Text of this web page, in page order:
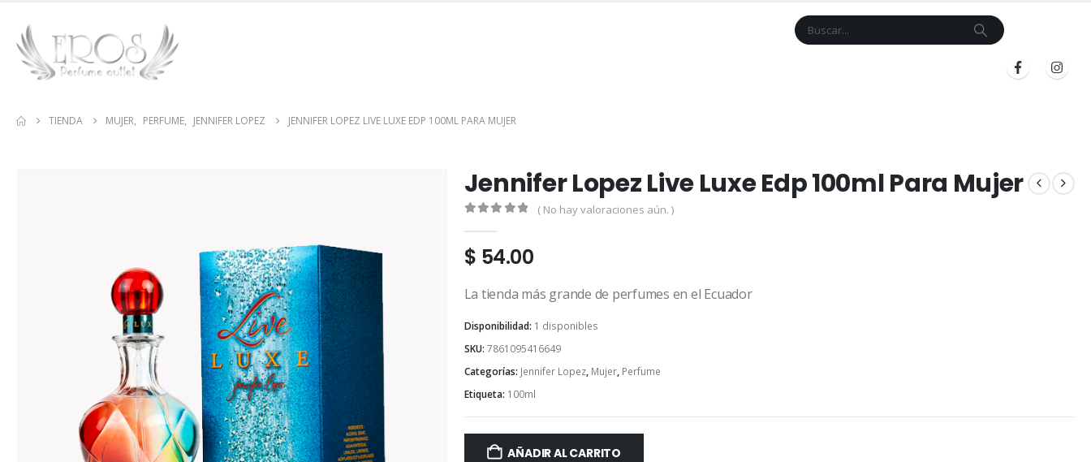
TIENDA MUJER, PERFUME, JENNIFER LOPEZ JENNIFER LOPEZ LIVE LUXE EDP 100ML PARA MUJER
Jennifer Lopez Live Luxe Edp 100ml Para Mujer
( No hay valoraciones aún. )
$ 54.00
La tienda más grande de perfumes en el Ecuador
Disponibilidad: 1 disponibles
SKU: 7861095416649
Categorías: Jennifer Lopez, Mujer, Perfume
Etiqueta: 100ml
AÑADIR AL CARRITO